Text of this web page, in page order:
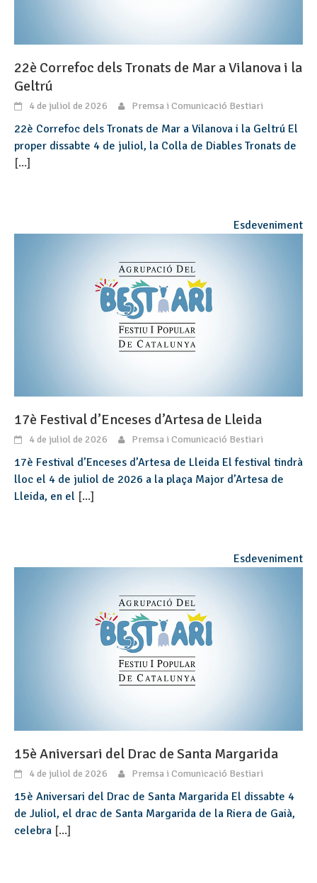
22è Correfoc dels Tronats de Mar a Vilanova i la
Geltrú
4 de juliol de 2026 Premsa i Comunicació Bestiari
22è Correfoc dels Tronats de Mar a Vilanova i la Geltrú El
proper dissabte 4 de juliol, la Colla de Diables Tronats de
[...]
Esdeveniment
17è Festival d’Enceses d’Artesa de Lleida
4 de juliol de 2026 Premsa i Comunicació Bestiari
17è Festival d’Enceses d’Artesa de Lleida El festival tindrà
lloc el 4 de juliol de 2026 a la plaça Major d’Artesa de
Lleida, en el [...]
Esdeveniment
15è Aniversari del Drac de Santa Margarida
4 de juliol de 2026 Premsa i Comunicació Bestiari
15è Aniversari del Drac de Santa Margarida El dissabte 4
de Juliol, el drac de Santa Margarida de la Riera de Gaià,
celebra [...]